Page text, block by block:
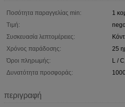
Ποσότητα παραγγελίας min:
1
Τιμή:
Συσκευασία λεπτομέρειες:
Χρόνος παράδοσης:
25
Όροι πληρωμής:
L /
Δυνατότητα προσφοράς:
περιγραφή